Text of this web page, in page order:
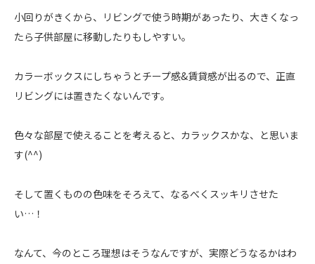
小回りがきくから、リビングで使う時期があったり、大きくなっ
たら子供部屋に移動したりもしやすい。
カラーボックスにしちゃうとチープ感&賃貸感が出るので、正直
リビングには置きたくないんです。
色々な部屋で使えることを考えると、カラックスかな、と思いま
す(^^)
そして置くものの色味をそろえて、なるべくスッキリさせた
い…！
なんて、今のところ理想はそうなんですが、実際どうなるかはわ